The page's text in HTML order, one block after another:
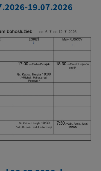
19.07.2026